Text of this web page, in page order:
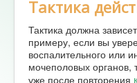
Тактика
Тактика должна
примеру, если вы
воспалительного или
мочеполовых органов,
уже после повторения